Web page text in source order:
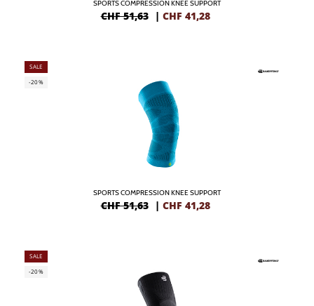
SPORTS COMPRESSION KNEE SUPPORT
CHF 51,63 | CHF 41,28
SALE
-20%
SPORTS COMPRESSION KNEE SUPPORT
CHF 51,63 | CHF 41,28
SALE
-20%